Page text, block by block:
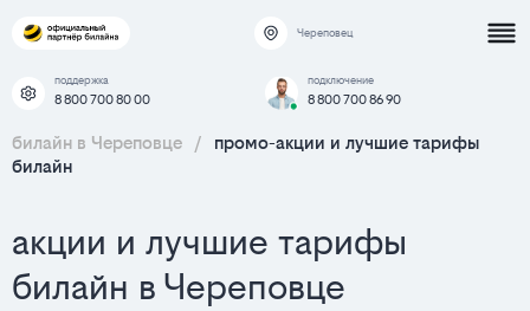
Череповец
поддержка
8 800 700 80 00
подключение
8 800 700 86 90
билайн в Череповце /
промо-акции и лучшие тарифы
билайн
акции и лучшие тарифы
билайн в Череповце